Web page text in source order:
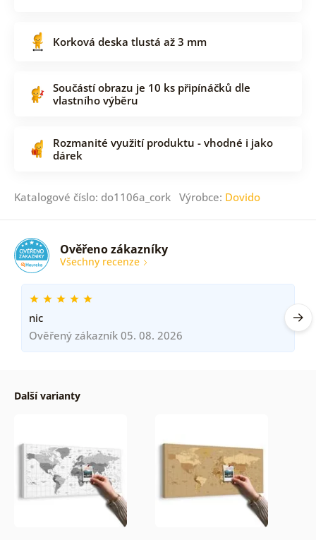
Korková deska tlustá až 3 mm
Součástí obrazu je 10 ks připínáčků dle
vlastního výběru
Rozmanité využití produktu - vhodné i jako
dárek
Katalogové číslo: do1106a_cork Výrobce: Dovido
Ověřeno zákazníky
Všechny recenze
nic
Ověřený zákazník 05. 08. 2026
Další varianty